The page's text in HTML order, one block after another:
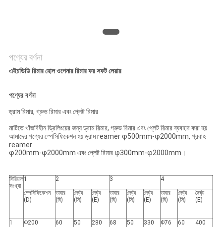
পণ্যের বর্ণনা
এইচডিডি রিমার হোল ওপেনার রিমার ফর সফট লেয়ার
পণ্যের বর্ণনা
ড্রাম রিমার, গ্রুভ রিমার এবং প্লেট রিমার
মাটিতে খাঁজবিহীন ড্রিলিংয়ের জন্য ড্রাম রিমার, গ্রুভ রিমার এবং প্লেট রিমার ব্যবহার করা হয়
আমাদের পণ্যের স্পেসিফিকেশন হয় ড্রাম reamer φ500mm-φ2000mm, প্রবাহ
reamer
φ200mm-φ2000mm এবং প্লেট রিমার φ300mm-φ2000mm।
সিরিয়াল
সংখ্যা
1 2 3
4
স্পেসিফিকেশন
(D)
ডাবার
(বি)
দৈর্ঘ্য
(সি)
দৈর্ঘ্য
(E)
ডাবার
(বি)
দৈর্ঘ্য
(সি)
দৈর্ঘ্য
(E)
ডাবার
(বি)
দৈর্ঘ্য
(সি)
দৈর্ঘ্য
(E)
1 Φ200 60 50 280 68 50 330 Φ76 60
400